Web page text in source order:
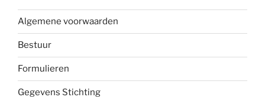
Algemene voorwaarden
Bestuur
Formulieren
Gegevens Stichting